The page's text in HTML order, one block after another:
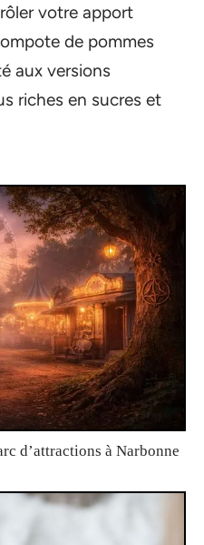
votre apport
de pommes
aux versions
riches en sucres et
d’attractions à Narbonne